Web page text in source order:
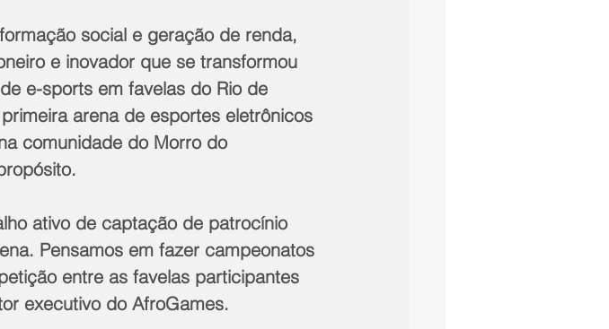
social e geração de renda,
e inovador que se transformou
e-sports em favelas do Rio de
arena de esportes eletrônicos
comunidade do Morro do
ativo de captação de patrocínio
Pensamos em fazer campeonatos
entre as favelas participantes
executivo do AfroGames.